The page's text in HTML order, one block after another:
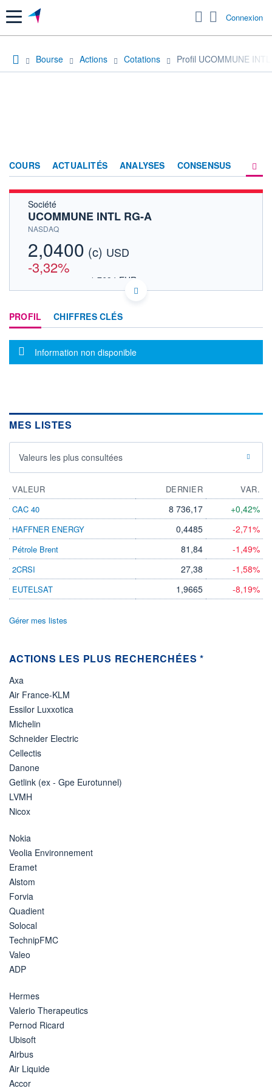
Menu Connexion
Bourse Actions Cotations Profil UCOMMUNE
COURS ACTUALITÉS ANALYSES CONSENSUS
Société
UCOMMUNE INTL RG-A
NASDAQ
2,0400 (c) USD
-3,32%
1,7694 EUR
INDICE DE RÉFÉRENCE NASDAQ COMPOSITE
DONNÉES TEMPS DIFFÉRÉ
Politique d'exécution
INDICE DE RÉFÉRENCE
NASDAQ Composite
2,0200
+ HAUT
2,2498
+ BAS
VOLUME
0
CAPITAL ÉCHANGÉ
0,00%
LIMITE À LA
BAISSE
LIMITE À LA
HAUSSE
Non éligible
Boursobank
PROFIL CHIFFRES CLÉS
Message d'information
Information non disponible
MES LISTES
Valeurs les plus consultées
VALEUR DERNIER
VAR.
CAC 40
8 736,17 +0,42%
HAFFNER ENERGY 0,4485 -2,71%
Pétrole Brent 81,84 -1,49%
2CRSI 27,38 -1,58%
EUTELSAT 1,9665 -8,19%
Gérer mes listes
ACTIONS LES PLUS RECHERCHÉES *
Axa
Air France-KLM
Essilor Luxxotica
Michelin
Schneider Electric
Cellectis
Danone
Getlink (ex - Gpe Eurotunnel)
LVMH
Nicox
Nokia
Veolia Environnement
Eramet
Alstom
Forvia
Quadient
Solocal
TechnipFMC
Valeo
ADP
Hermes
Valerio Therapeutics
Pernod Ricard
Ubisoft
Airbus
Air Liquide
Accor